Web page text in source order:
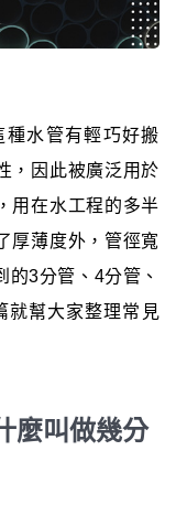
水管有輕巧好搬
，因此被廣泛用於
用在水工程的多半
厚薄度外，管徑寬
的3分管、4分管、
就幫大家整理常見
麼叫做幾分